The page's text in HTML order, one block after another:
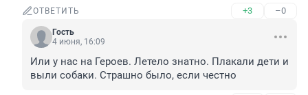
ОТВЕТИТЬ +3 –0
Гость
4 июня, 16:09
Или у нас на Героев. Летело знатно. Плакали дети и
выли собаки. Страшно было, если честно